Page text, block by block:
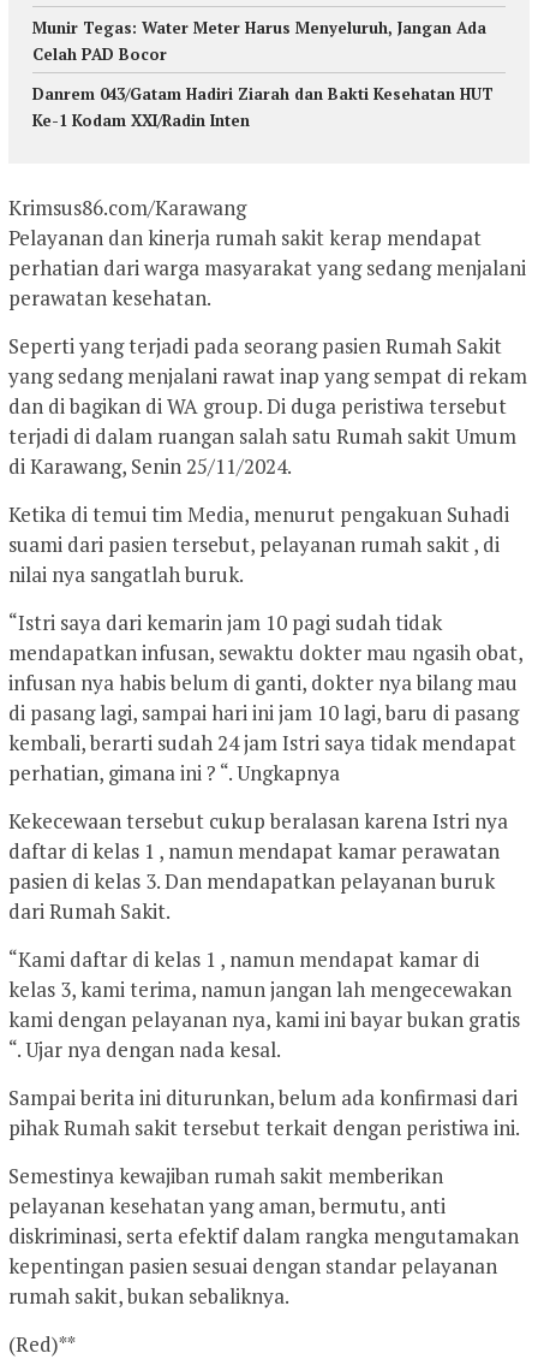
Munir Tegas: Water Meter Harus Menyeluruh, Jangan Ada
Celah PAD Bocor
Danrem 043/Gatam Hadiri Ziarah dan Bakti Kesehatan HUT
Ke-1 Kodam XXI/Radin Inten
Krimsus86.com/Karawang
Pelayanan dan kinerja rumah sakit kerap mendapat
perhatian dari warga masyarakat yang sedang menjalani
perawatan kesehatan.
Seperti yang terjadi pada seorang pasien Rumah Sakit
yang sedang menjalani rawat inap yang sempat di rekam
dan di bagikan di WA group. Di duga peristiwa tersebut
terjadi di dalam ruangan salah satu Rumah sakit Umum
di Karawang, Senin 25/11/2024.
Ketika di temui tim Media, menurut pengakuan Suhadi
suami dari pasien tersebut, pelayanan rumah sakit , di
nilai nya sangatlah buruk.
“Istri saya dari kemarin jam 10 pagi sudah tidak
mendapatkan infusan, sewaktu dokter mau ngasih obat,
infusan nya habis belum di ganti, dokter nya bilang mau
di pasang lagi, sampai hari ini jam 10 lagi, baru di pasang
kembali, berarti sudah 24 jam Istri saya tidak mendapat
perhatian, gimana ini ? “. Ungkapnya
Kekecewaan tersebut cukup beralasan karena Istri nya
daftar di kelas 1 , namun mendapat kamar perawatan
pasien di kelas 3. Dan mendapatkan pelayanan buruk
dari Rumah Sakit.
“Kami daftar di kelas 1 , namun mendapat kamar di
kelas 3, kami terima, namun jangan lah mengecewakan
kami dengan pelayanan nya, kami ini bayar bukan gratis
“. Ujar nya dengan nada kesal.
Sampai berita ini diturunkan, belum ada konfirmasi dari
pihak Rumah sakit tersebut terkait dengan peristiwa ini.
Semestinya kewajiban rumah sakit memberikan
pelayanan kesehatan yang aman, bermutu, anti
diskriminasi, serta efektif dalam rangka mengutamakan
kepentingan pasien sesuai dengan standar pelayanan
rumah sakit, bukan sebaliknya.
(Red)**